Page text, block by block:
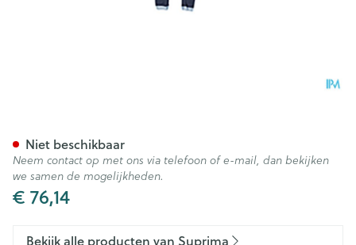
€ 76,14
Niet beschikbaar
Neem contact op met ons via telefoon of e-mail, dan bekijken
we samen de mogelijkheden.
Bekijk alle producten van Suprima